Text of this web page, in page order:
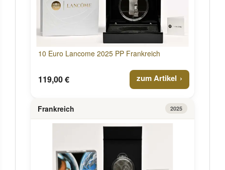
10 Euro Lancome 2025 PP Frankreich
119,00 € zum Artikel
Frankreich 2025